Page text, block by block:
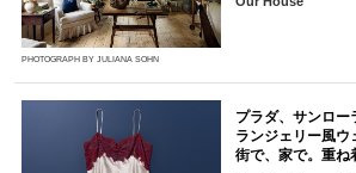
PHOTOGRAPH BY JULIANA SOHN
プラダ、サンロー
ランジェリー風ウ
街で、家で。重ね